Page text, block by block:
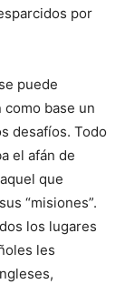
por
puede
base un
desafíos. Todo
el afán de
que
“misiones”.
los lugares
les